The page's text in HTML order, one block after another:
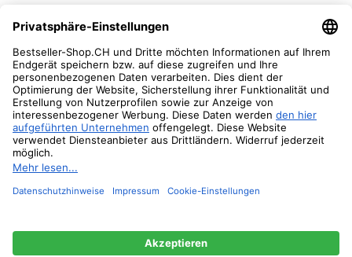
Versandoptionen:
Folgen Sie Uns:
© 2026 Bestseller-Shop.CH - Alle Rechte vorbehalten
NVR,
1